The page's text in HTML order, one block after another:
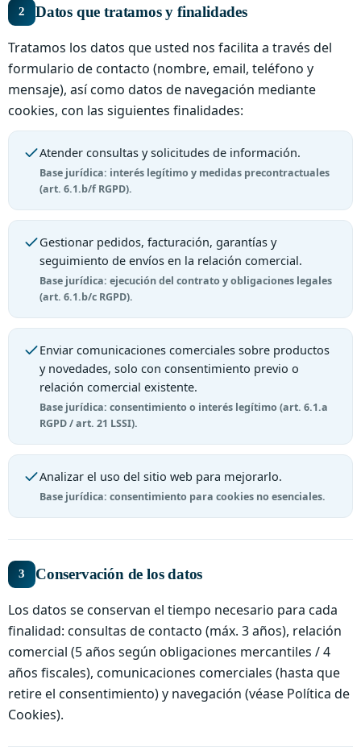
2 Datos que tratamos y finalidades
Tratamos los datos que usted nos facilita a través del
formulario de contacto (nombre, email, teléfono y
mensaje), así como datos de navegación mediante
cookies, con las siguientes finalidades:
Atender consultas y solicitudes de información.
Base jurídica: interés legítimo y medidas precontractuales
(art. 6.1.b/f RGPD).
Gestionar pedidos, facturación, garantías y
seguimiento de envíos en la relación comercial.
Base jurídica: ejecución del contrato y obligaciones legales
(art. 6.1.b/c RGPD).
Enviar comunicaciones comerciales sobre productos
y novedades, solo con consentimiento previo o
relación comercial existente.
Base jurídica: consentimiento o interés legítimo (art. 6.1.a
RGPD / art. 21 LSSI).
Analizar el uso del sitio web para mejorarlo.
Base jurídica: consentimiento para cookies no esenciales.
3 Conservación de los datos
Los datos se conservan el tiempo necesario para cada
finalidad: consultas de contacto (máx. 3 años), relación
comercial (5 años según obligaciones mercantiles / 4
años fiscales), comunicaciones comerciales (hasta que
retire el consentimiento) y navegación (véase Política de
Cookies).